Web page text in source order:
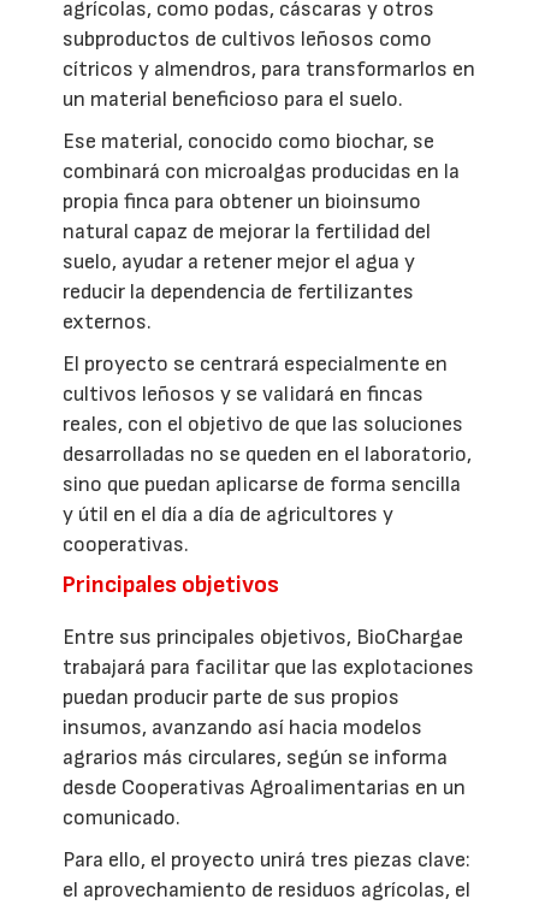
agrícolas, como podas, cáscaras y otros
subproductos de cultivos leñosos como
cítricos y almendros, para transformarlos en
un material beneficioso para el suelo.
Ese material, conocido como biochar, se
combinará con microalgas producidas en la
propia finca para obtener un bioinsumo
natural capaz de mejorar la fertilidad del
suelo, ayudar a retener mejor el agua y
reducir la dependencia de fertilizantes
externos.
El proyecto se centrará especialmente en
cultivos leñosos y se validará en fincas
reales, con el objetivo de que las soluciones
desarrolladas no se queden en el laboratorio,
sino que puedan aplicarse de forma sencilla
y útil en el día a día de agricultores y
cooperativas.
Principales objetivos
Entre sus principales objetivos, BioChargae
trabajará para facilitar que las explotaciones
puedan producir parte de sus propios
insumos, avanzando así hacia modelos
agrarios más circulares, según se informa
desde Cooperativas Agroalimentarias en un
comunicado.
Para ello, el proyecto unirá tres piezas clave:
el aprovechamiento de residuos agrícolas, el